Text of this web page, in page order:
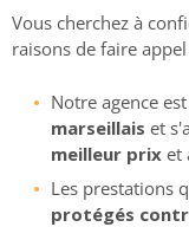
Vous cherchez à
raisons de faire
Notre agence est
marseillais et
meilleur prix et
Les prestations
protégés